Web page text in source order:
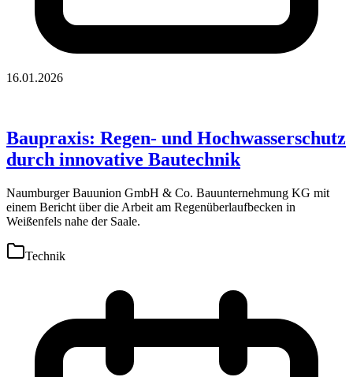
16.01.2026
Baupraxis: Regen- und Hochwasserschutz
durch innovative Bautechnik
Naumburger Bauunion GmbH & Co. Bauunternehmung KG mit
einem Bericht über die Arbeit am Regenüberlaufbecken in
Weißenfels nahe der Saale.
Technik